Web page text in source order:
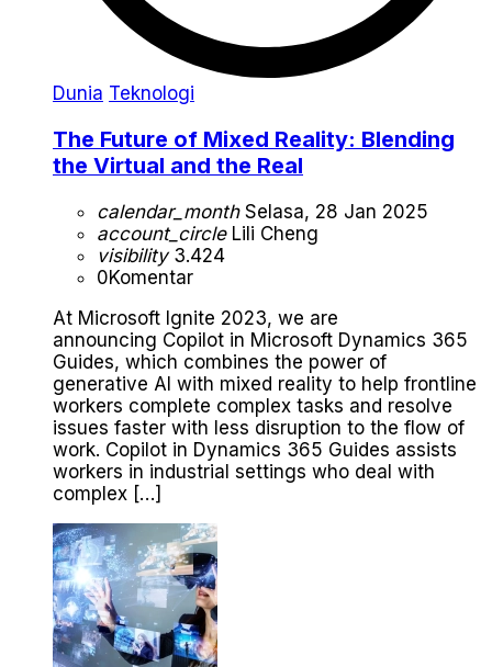
Dunia Teknologi
The Future of Mixed Reality: Blending
the Virtual and the Real
calendar_monthSelasa, 28 Jan 2025
account_circleLili Cheng
visibility3.424
0Komentar
At Microsoft Ignite 2023, we are
announcing Copilot in Microsoft Dynamics 365
Guides, which combines the power of
generative AI with mixed reality to help frontline
workers complete complex tasks and resolve
issues faster with less disruption to the flow of
work. Copilot in Dynamics 365 Guides assists
workers in industrial settings who deal with
complex […]